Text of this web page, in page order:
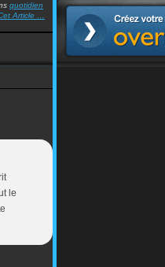
quotidien
Article …
le